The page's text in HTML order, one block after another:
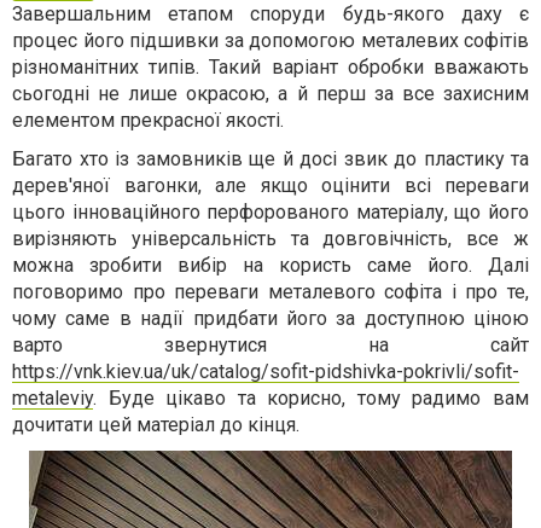
Завершальним етапом споруди будь-якого даху є
процес його підшивки за допомогою металевих софітів
різноманітних типів. Такий варіант обробки вважають
сьогодні не лише окрасою, а й перш за все захисним
елементом прекрасної якості.
Багато хто із замовників ще й досі звик до пластику та
дерев'яної вагонки, але якщо оцінити всі переваги
цього інноваційного перфорованого матеріалу, що його
вирізняють універсальність та довговічність, все ж
можна зробити вибір на користь саме його. Далі
поговоримо про переваги металевого софіта і про те,
чому саме в надії придбати його за доступною ціною
варто звернутися на сайт
https://vnk.kiev.ua/uk/catalog/sofit-pidshivka-pokrivli/sofit-
metaleviy. Буде цікаво та корисно, тому радимо вам
дочитати цей матеріал до кінця.